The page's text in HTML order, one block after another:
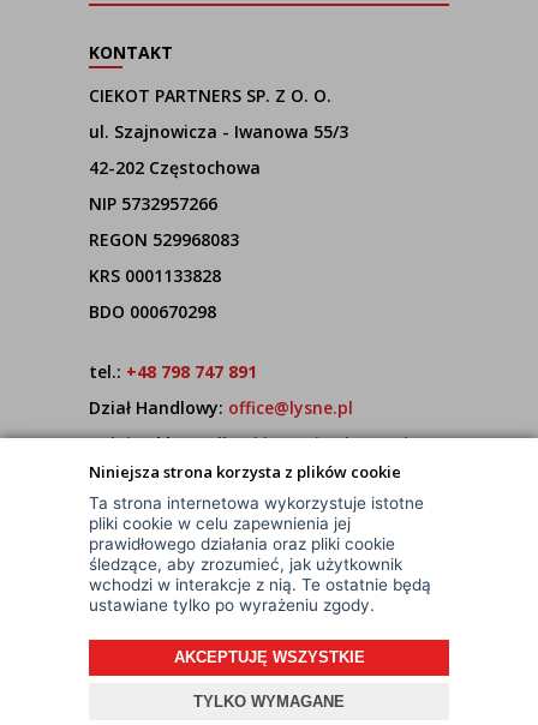
Niniejsza strona korzysta z plików cookie
Ta strona internetowa wykorzystuje istotne
pliki cookie w celu zapewnienia jej
prawidłowego działania oraz pliki cookie
śledzące, aby zrozumieć, jak użytkownik
wchodzi w interakcje z nią. Te ostatnie będą
ustawiane tylko po wyrażeniu zgody.
AKCEPTUJĘ WSZYSTKIE
TYLKO WYMAGANE
KONTAKT
CIEKOT PARTNERS SP. Z O. O.
ul. Szajnowicza - Iwanowa 55/3
42-202 Częstochowa
NIP 5732957266
REGON 529968083
KRS 0001133828
BDO 000670298
tel.: +48 798 747 891
Dział Handlowy: office@lysne.pl
Dział Reklamacji:reklamacje@lysne.pl
Pracujemy od poniedziałku do piątku w godz.
7:00 - 15:00